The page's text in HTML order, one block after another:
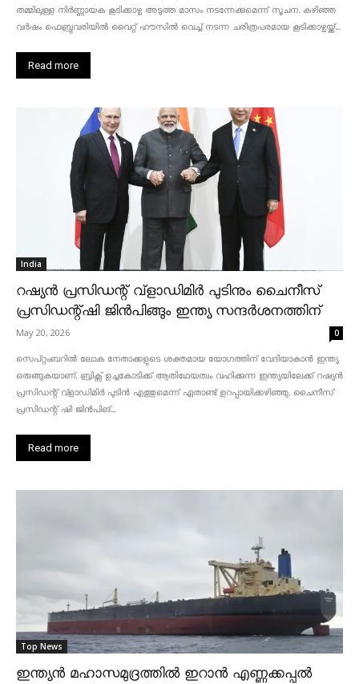
തമ്മിലുള്ള നിർണ്ണായക കൂടിക്കാഴ്ച അടുത്ത മാസം നടന്നേക്കുമെന്ന് സൂചന. കഴിഞ്ഞ
വർഷം ഫെബ്രുവരിയിൽ വൈറ്റ് ഹൗസിൽ വെച്ച് നടന്ന ചരിത്രപരമായ കൂടിക്കാഴ്ചയ്ക്ക്...
Read more
India
റഷ്യൻ പ്രസിഡന്റ് വ്‌ളാഡിമിർ പുടിനും ചൈനീസ്
പ്രസിഡന്റ്ഷി ജിൻപിങ്ങും ഇന്ത്യ സന്ദർശനത്തിന്
May 20, 2026 0
സെപ്റ്റംബറിൽ ലോക നേതാക്കളുടെ ശക്തമായ യോഗത്തിന് വേദിയാകാൻ ഇന്ത്യ
ഒരുങ്ങുകയാണ്. ബ്രിക്സ് ഉച്ചകോടിക്ക് ആതിഥേയത്വം വഹിക്കുന്ന ഇന്ത്യയിലേക്ക് റഷ്യൻ
പ്രസിഡന്റ് വ്‌ളാഡിമിർ പുടിൻ എത്തുമെന്ന് ഏതാണ്ട് ഉറപ്പായിക്കഴിഞ്ഞു. ചൈനീസ്
പ്രസിഡന്റ് ഷി ജിൻപിങ്...
Read more
Top News
ഇന്ത്യൻ മഹാസമുദ്രത്തിൽ ഇറാൻ എണ്ണക്കപ്പൽ